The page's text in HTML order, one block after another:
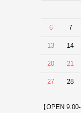
6 7
13 14
20 21
27 28
【OPEN